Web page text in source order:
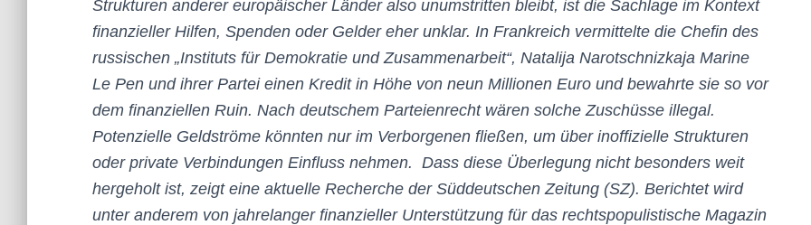
Strukturen anderer europäischer Länder also unumstritten bleibt, ist die Sachlage im Kontext
finanzieller Hilfen, Spenden oder Gelder eher unklar. In Frankreich vermittelte die Chefin des
russischen „Instituts für Demokratie und Zusammenarbeit“, Natalija Narotschnizkaja Marine
Le Pen und ihrer Partei einen Kredit in Höhe von neun Millionen Euro und bewahrte sie so vor
dem finanziellen Ruin. Nach deutschem Parteienrecht wären solche Zuschüsse illegal.
Potenzielle Geldströme könnten nur im Verborgenen fließen, um über inoffizielle Strukturen
oder private Verbindungen Einfluss nehmen. Dass diese Überlegung nicht besonders weit
hergeholt ist, zeigt eine aktuelle Recherche der Süddeutschen Zeitung (SZ). Berichtet wird
unter anderem von jahrelanger finanzieller Unterstützung für das rechtspopulistische Magazin